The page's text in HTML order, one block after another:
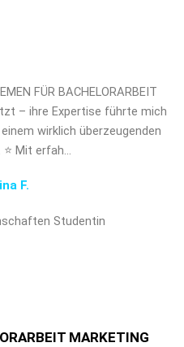
FÜR BACHELORARBEIT
– ihre Expertise führte mich
wirklich überzeugenden
⭐ Mit erfah…
F.
Studentin
MARKETING